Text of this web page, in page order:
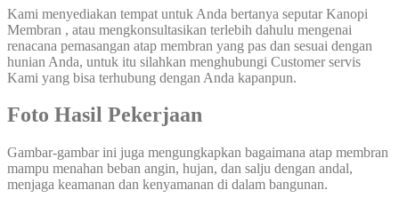
Kami menyediakan tempat untuk Anda bertanya seputar Kanopi
Membran , atau mengkonsultasikan terlebih dahulu mengenai
renacana pemasangan atap membran yang pas dan sesuai dengan
hunian Anda, untuk itu silahkan menghubungi Customer servis
Kami yang bisa terhubung dengan Anda kapanpun.
Foto Hasil Pekerjaan
Gambar-gambar ini juga mengungkapkan bagaimana atap membran
mampu menahan beban angin, hujan, dan salju dengan andal,
menjaga keamanan dan kenyamanan di dalam bangunan.